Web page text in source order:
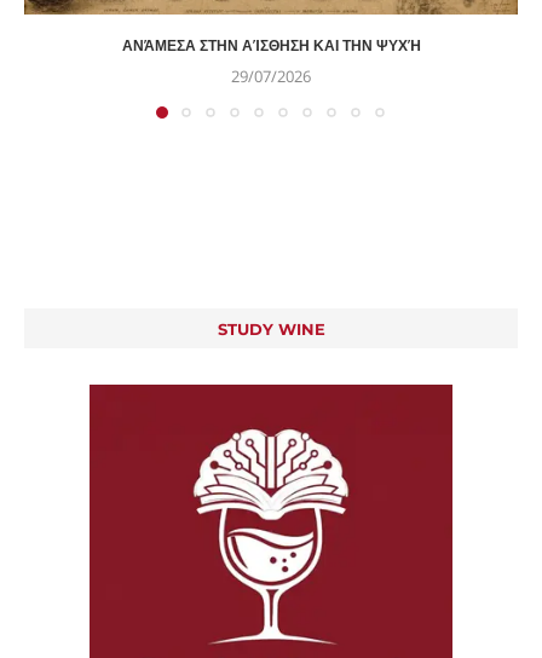
ΑΝΆΜΕΣΑ ΣΤΗΝ ΑΊΣΘΗΣΗ ΚΑΙ ΤΗΝ ΨΥΧΉ
29/07/2026
STUDY WINE